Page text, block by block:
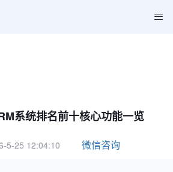
系统排名前十核心功能一览
5-25 12:04:10 微信咨询